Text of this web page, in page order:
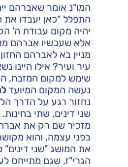
המו"נ אומר שאברהם
התפלל "כאן יעבדו
יהיה מקום עבודת ה'
אלא שעכשיו אברהם
מניין בא לאברהם
עיר ועיר? אילו
שימש למקום המזבח,
נעשה המקום המיועד
נחזור רגע על הדרך
שני דינים, שתי
מזכיר שם רק את
בפני עצמה, והוא
את המושג "שני
הגרי"ז, שגם מתייחס